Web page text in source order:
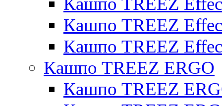
Кашпо TREEZ
Кашпо TREEZ
Кашпо TREEZ ERGO
Кашпо TREEZ